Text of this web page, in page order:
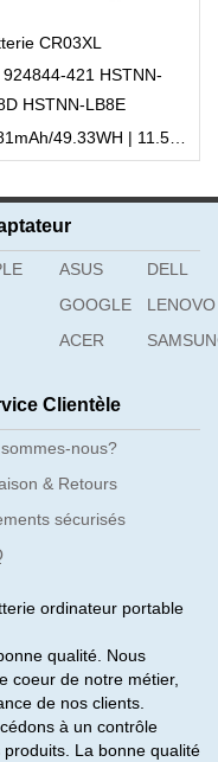
CR03XL
924844-421 HSTNN-
HSTNN-LB8E
90/105
4181mAh/49.33WH | 11.55V | Li-ion ...
ASUS
DELL
GOOGLE
LENOVO
ACER
Clientèle
nous?
& Retours
sécurisés
ordinateur portable
qualité. Nous
coeur de notre métier,
de nos clients.
à un contrôle
La bonne qualité